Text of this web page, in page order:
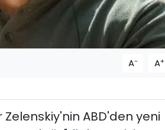
A- A+
ABD'den yeni